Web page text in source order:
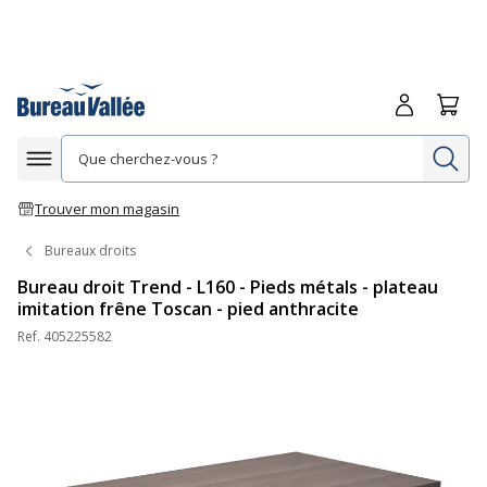
Afficher la navigation
Trouver mon magasin
Me
Bureaux droits
Bureau droit Trend - L160 - Pieds métals - plateau
imitation frêne Toscan - pied anthracite
Ref. 405225582